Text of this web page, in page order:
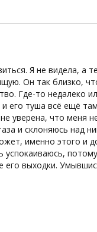
Я не видела, а
Он так близко,
Где-то недалеко
его туша всё ещё
уверена, что меня
и склоняюсь над
именно этого и
его выходки.